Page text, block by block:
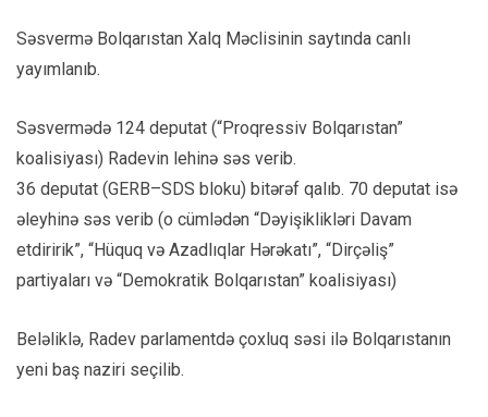
Səsvermə Bolqarıstan Xalq Məclisinin saytında canlı
yayımlanıb.
Səsvermədə 124 deputat (“Proqressiv Bolqarıstan”
koalisiyası) Radevin lehinə səs verib.
36 deputat (GERB–SDS bloku) bitərəf qalıb. 70 deputat isə
əleyhinə səs verib (o cümlədən “Dəyişiklikləri Davam
etdiririk”, “Hüquq və Azadlıqlar Hərəkatı”, “Dirçəliş”
partiyaları və “Demokratik Bolqarıstan” koalisiyası)
Beləliklə, Radev parlamentdə çoxluq səsi ilə Bolqarıstanın
yeni baş naziri seçilib.